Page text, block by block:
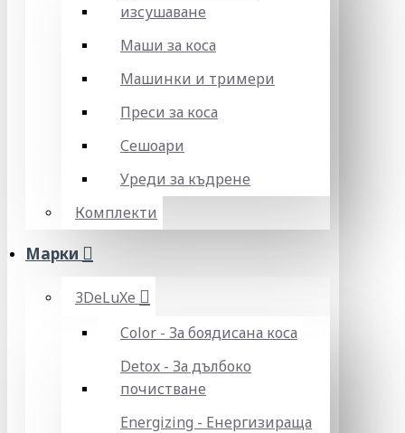
изсушаване
Маши за коса
Машинки и тримери
Преси за коса
Сешоари
Уреди за къдрене
Комплекти
Марки
3DeLuXe
Color - За боядисана коса
Detox - За дълбоко
почистване
Energizing - Енергизираща